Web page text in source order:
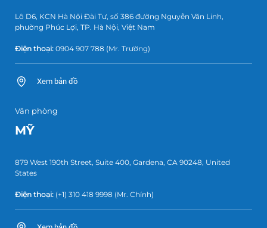
Lô D6, KCN Hà Nội Đài Tư, số 386 đường Nguyễn Văn Linh,
phường Phúc Lợi, TP. Hà Nội, Việt Nam
Điện thoại: 0904 907 788 (Mr. Trường)
Xem bản đồ
Văn phòng
MỸ
879 West 190th Street, Suite 400, Gardena, CA 90248, United
States
Điện thoại: (+1) 310 418 9998 (Mr. Chính)